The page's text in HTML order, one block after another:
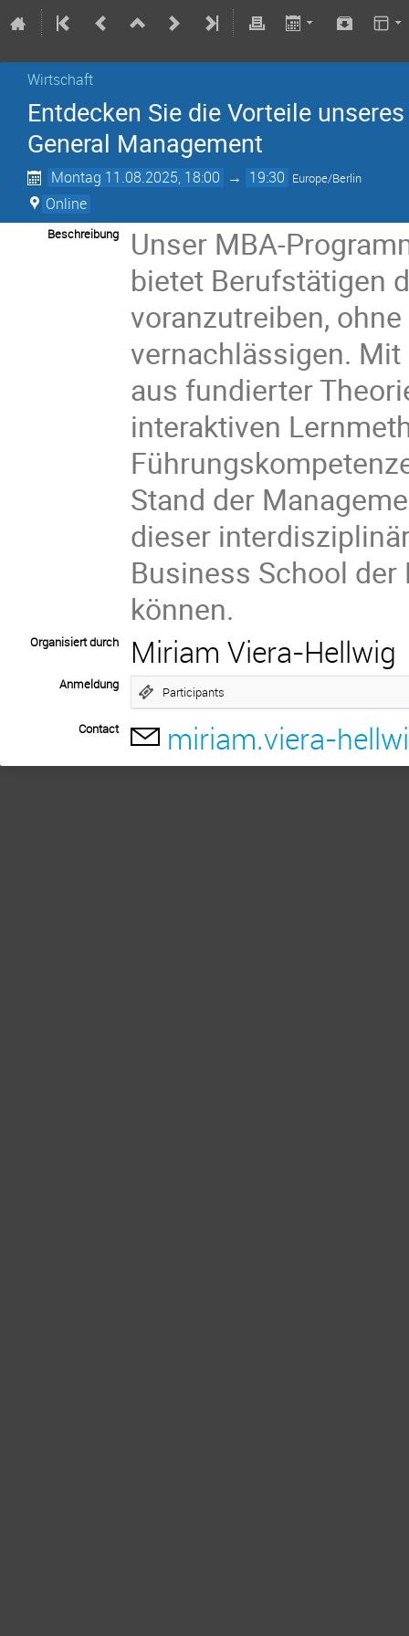
Wirtschaft
Entdecken Sie die Vorteile
General Management
Montag 11.08.2025, 18:00 → 19:30 Europe/Berlin
Online
Beschreibung
Unser MBA-
bietet Berufstätigen
voranzutreiben,
vernachlässigen.
aus fundierter
interaktiven
Stand der
dieser
Business School
können.
Organisiert durch Miriam Viera-Hellwig
Anmeldung Participants
Contact miriam.viera-